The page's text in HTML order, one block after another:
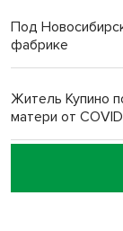
Под
фабрике
Житель Купино
матери от
Новосибирский
пенсионерки на